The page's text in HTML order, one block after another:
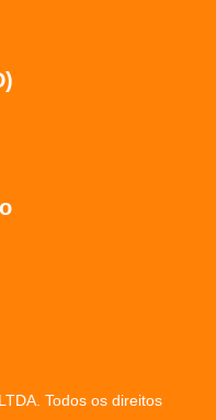
Todos os direitos